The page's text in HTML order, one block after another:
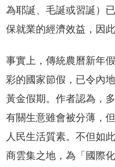
為耶誕、毛誕或習誕）
保就業的經濟效益，因
事實上，傳統農曆新年
彩的國家節假，已令內
黃金假期。作者認為，
有關生意雖會被分薄，
人民生活質素。不但如
商雲集之地，為「國際